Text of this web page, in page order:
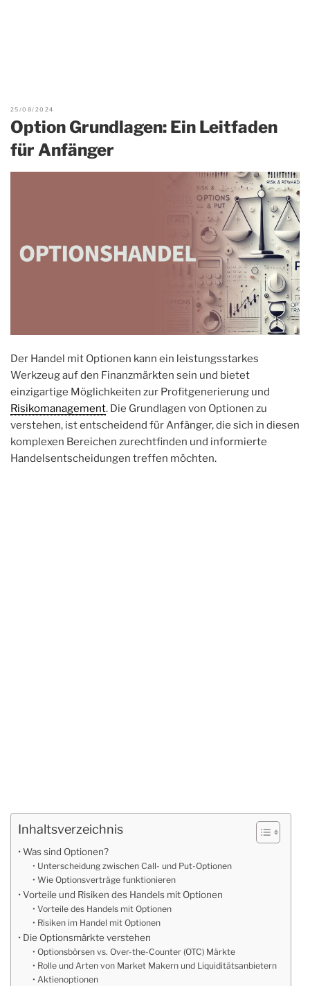
25/08/2024
Option Grundlagen: Ein Leitfaden
für Anfänger
Der Handel mit Optionen kann ein leistungsstarkes
Werkzeug auf den Finanzmärkten sein und bietet
einzigartige Möglichkeiten zur Profitgenerierung und
Risikomanagement. Die Grundlagen von Optionen zu
verstehen, ist entscheidend für Anfänger, die sich in diesen
komplexen Bereichen zurechtfinden und informierte
Handelsentscheidungen treffen möchten.
Inhaltsverzeichnis
Was sind Optionen?
Unterscheidung zwischen Call- und Put-Optionen
Wie Optionsverträge funktionieren
Vorteile und Risiken des Handels mit Optionen
Vorteile des Handels mit Optionen
Risiken im Handel mit Optionen
Die Optionsmärkte verstehen
Optionsbörsen vs. Over-the-Counter (OTC) Märkte
Rolle und Arten von Market Makern und Liquiditätsanbietern
Aktienoptionen